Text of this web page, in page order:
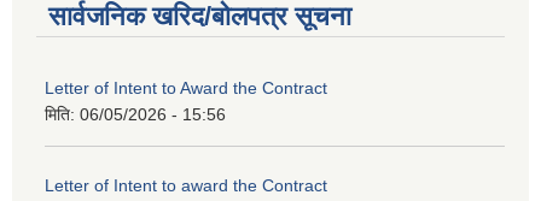
सार्वजनिक खरिद/बोलपत्र सूचना
Letter of Intent to Award the Contract
मिति: 06/05/2026 - 15:56
Letter of Intent to award the Contract